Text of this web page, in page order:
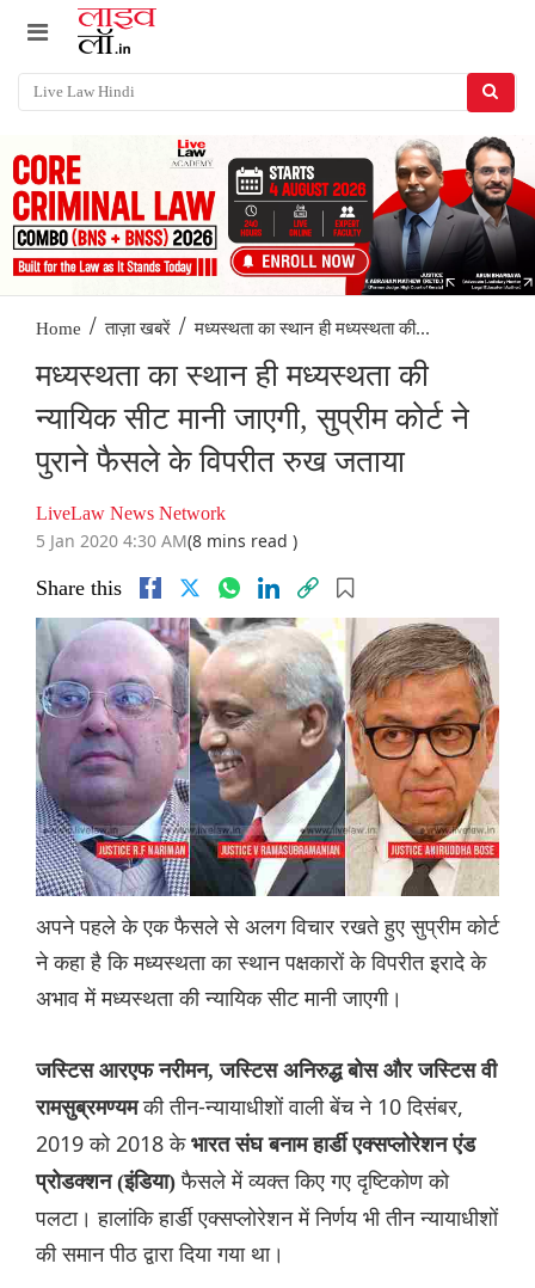
Home / ताज़ा खबरें / मध्यस्थता का स्थान ही मध्यस्थता की...
मध्यस्थता का स्थान ही मध्यस्थता की
न्यायिक सीट मानी जाएगी, सुप्रीम कोर्ट ने
पुराने फैसले के विपरीत रुख जताया
LiveLaw News Network
5 Jan 2020 4:30 AM(8 mins read )
Share this
अपने पहले के एक फैसले से अलग विचार रखते हुए सुप्रीम कोर्ट
ने कहा है कि मध्यस्थता का स्थान पक्षकारों के विपरीत इरादे के
अभाव में मध्यस्थता की न्यायिक सीट मानी जाएगी।
जस्टिस आरएफ नरीमन, जस्टिस अनिरुद्ध बोस और जस्टिस वी
रामसुब्रमण्यमकी तीन-न्यायाधीशों वाली बेंच ने 10 दिसंबर,
2019 को 2018 के भारत संघ बनाम हार्डी एक्सप्लोरेशन एंड
प्रोडक्शन (इंडिया)फैसले में व्यक्त किए गए दृष्टिकोण को
पलटा। हालांकि हार्डी एक्सप्लोरेशन में निर्णय भी तीन न्यायाधीशों
की समान पीठ द्वारा दिया गया था।